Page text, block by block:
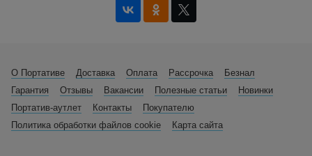
О Портативе Доставка Оплата Рассрочка
Безнал
Гарантия
Отзывы Вакансии Полезные статьи
Новинки
Портатив-аутлет
Контакты
Покупателю
Политика обработки файлов cookie
Карта сайта